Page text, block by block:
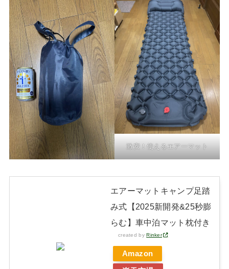
激安！使えるエアーマット
エアーマットキャンプ足踏
み式【2025新開発&25秒膨
らむ】車中泊マット枕付き
created byRinker
Amazon